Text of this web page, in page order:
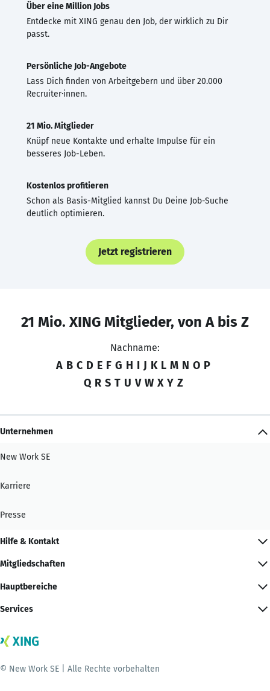
Über eine Million Jobs
Entdecke mit XING genau den Job, der wirklich zu Dir
passt.
Persönliche Job-Angebote
Lass Dich finden von Arbeitgebern und über 20.000
Recruiter·innen.
21 Mio. Mitglieder
Knüpf neue Kontakte und erhalte Impulse für ein
besseres Job-Leben.
Kostenlos profitieren
Schon als Basis-Mitglied kannst Du Deine Job-Suche
deutlich optimieren.
Jetzt registrieren
21 Mio. XING Mitglieder, von A bis Z
Nachname:
A B C D E F G H I J K L M N O P
Q R S T U V W X Y Z
Unternehmen
New Work SE
Karriere
Presse
Hilfe & Kontakt
Mitgliedschaften
Hauptbereiche
Services
© New Work SE | Alle Rechte vorbehalten